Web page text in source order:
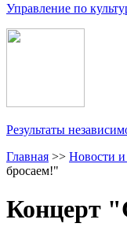
Управление по
Результаты
Главная >> Новости
бросаем!"
Концерт